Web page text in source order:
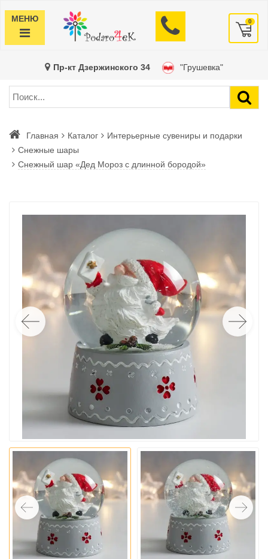
МЕНЮ 0
Пр-кт Дзержинского 34 "Грушевка"
Главная Каталог
Интерьерные сувениры и подарки
Снежные шары
Снежный шар «Дед Мороз с длинной бородой»